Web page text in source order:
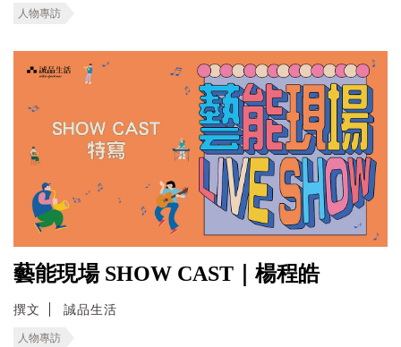
人物專訪
藝能現場 SHOW CAST｜楊程皓
撰文 誠品生活
人物專訪